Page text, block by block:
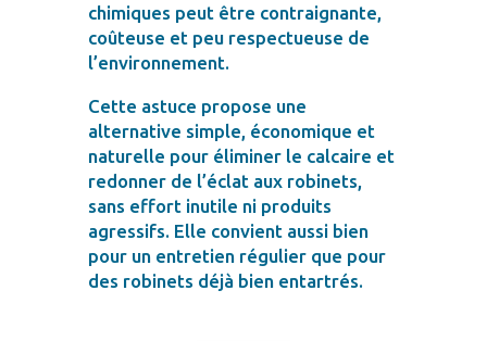
chimiques peut être contraignante,
coûteuse et peu respectueuse de
l’environnement.
Cette astuce propose une
alternative simple, économique et
naturelle pour éliminer le calcaire et
redonner de l’éclat aux robinets,
sans effort inutile ni produits
agressifs. Elle convient aussi bien
pour un entretien régulier que pour
des robinets déjà bien entartrés.